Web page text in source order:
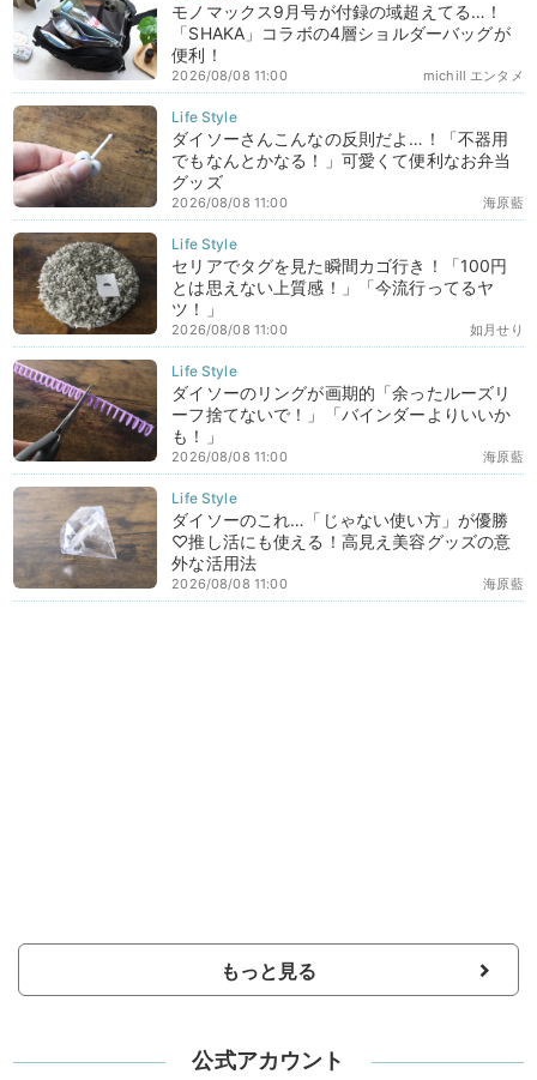
モノマックス9月号が付録の域超えてる…！
「SHAKA」コラボの4層ショルダーバッグが
便利！
michill エンタメ
2026/08/08 11:00
ダイソーさんこんなの反則だよ…！「不器用
でもなんとかなる！」可愛くて便利なお弁当
グッズ
海原藍
2026/08/08 11:00
セリアでタグを見た瞬間カゴ行き！「100円
とは思えない上質感！」「今流行ってるヤ
ツ！」
如月せり
2026/08/08 11:00
ダイソーのリングが画期的「余ったルーズリ
ーフ捨てないで！」「バインダーよりいいか
も！」
海原藍
2026/08/08 11:00
ダイソーのこれ…「じゃない使い方」が優勝
♡推し活にも使える！高見え美容グッズの意
外な活用法
海原藍
2026/08/08 11:00
もっと見る
公式アカウント